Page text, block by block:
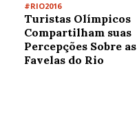
#RIO2016
Turistas Olímpicos
Compartilham suas
Percepções Sobre as
Favelas do Rio